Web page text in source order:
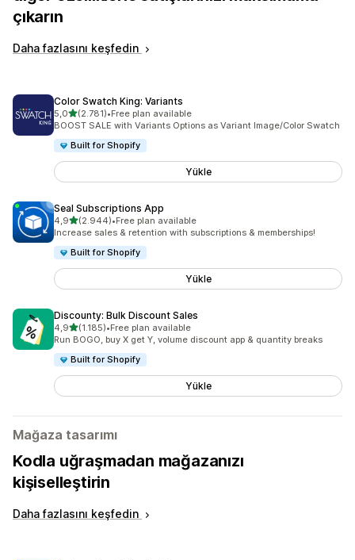
çıkarın
Daha fazlasını keşfedin
Color Swatch King: Variants
5,05 yıldız üzerinden
(2.781)
toplam 2781 değerlendirme
•Free plan available
BOOST SALE with Variants Options as Variant Image/Color Swatch
Built for Shopify
Yükle
Seal Subscriptions App
4,95 yıldız üzerinden
(2.944)
toplam 2944 değerlendirme
•Free plan available
Increase sales & retention with subscriptions & memberships!
Built for Shopify
Yükle
Discounty: Bulk Discount Sales
4,95 yıldız üzerinden
(1.185)
toplam 1185 değerlendirme
•Free plan available
Run BOGO, buy X get Y, volume discount app & quantity breaks
Built for Shopify
Yükle
Mağaza tasarımı
Kodla uğraşmadan mağazanızı
kişiselleştirin
Daha fazlasını keşfedin